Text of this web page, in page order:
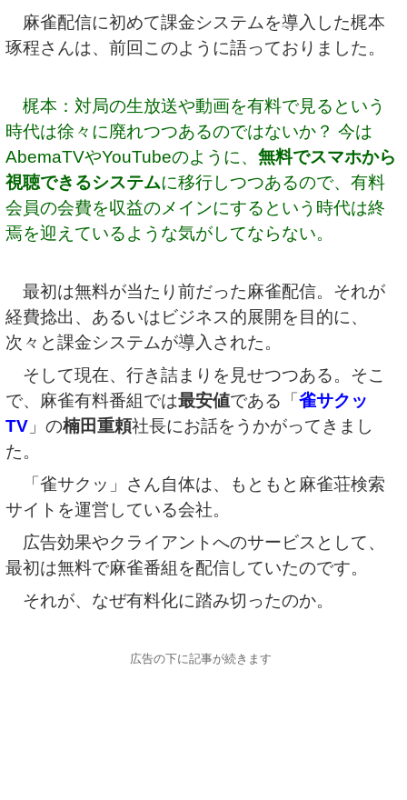
麻雀配信に初めて課金システムを導入した梶本
琢程さんは、前回このように語っておりました。
梶本：対局の生放送や動画を有料で見るという
時代は徐々に廃れつつあるのではないか？ 今は
AbemaTVやYouTubeのように、 無料でスマホから
視聴できるシステムに移行しつつあるので、有料
会員の会費を収益のメインにするという時代は終
焉を迎えているような気がしてならない。
最初は無料が当たり前だった麻雀配信。それが
経費捻出、あるいはビジネス的展開を目的に、
次々と課金システムが導入された。
そして現在、行き詰まりを見せつつある。そこ
で、麻雀有料番組では最安値である「雀サクッ
TV 」の楠田重頼社長にお話をうかがってきまし
た。
「雀サクッ」さん自体は、もともと麻雀荘検索
サイトを運営している会社。
広告効果やクライアントへのサービスとして、
最初は無料で麻雀番組を配信していたのです。
それが、なぜ有料化に踏み切ったのか。
広告の下に記事が続きます